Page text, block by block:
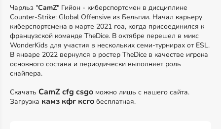
Чарльз "CamZ" Гийон - киберспортсмен в дисциплине
Counter-Strike: Global Offensive из Бельгии. Начал карьеру
киберспортсмена в марте 2021 гоа, когда присоединился к
французской команде TheDice. В октябре перешел в микс
WonderKids для участия в нескольких семи-турнирах от ESL.
В январе 2022 вернулся в ростер TheDice в качестве игрока
основного состава и периодически выполняет роль
снайпера.
Скачать CamZ cfg csgo можно лишь с нашего сайта.
Загрузка камз кфг ксго бесплатная.